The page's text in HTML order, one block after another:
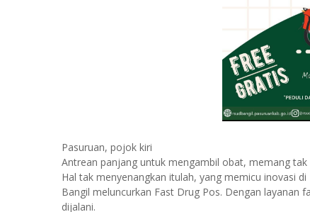
Pasuruan, pojok kiri
Antrean panjang untuk mengambil obat, memang
Hal tak menyenangkan itulah, yang memicu inovasi
Bangil meluncurkan Fast Drug Pos. Dengan layanan
dijalani.